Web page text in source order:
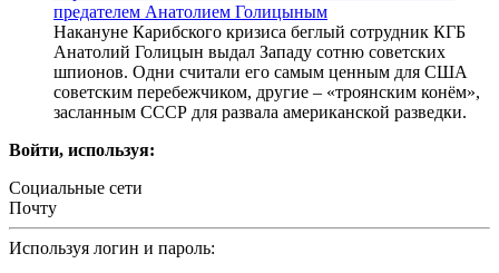
предателем Анатолием Голицыным
Накануне Карибского кризиса беглый сотрудник КГБ
Анатолий Голицын выдал Западу сотню советских
шпионов. Одни считали его самым ценным для США
советским перебежчиком, другие – «троянским конём»,
засланным СССР для развала американской разведки.
Войти, используя:
Социальные сети
Почту
Используя логин и пароль: